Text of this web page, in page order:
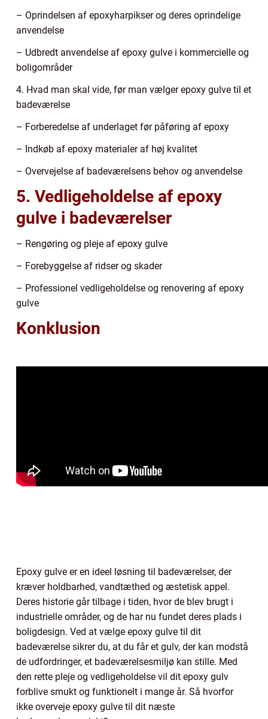
– Oprindelsen af epoxyharpikser og deres oprindelige
anvendelse
– Udbredt anvendelse af epoxy gulve i kommercielle og
boligområder
4. Hvad man skal vide, før man vælger epoxy gulve til et
badeværelse
– Forberedelse af underlaget før påføring af epoxy
– Indkøb af epoxy materialer af høj kvalitet
– Overvejelse af badeværelsens behov og anvendelse
5. Vedligeholdelse af epoxy
gulve i badeværelser
– Rengøring og pleje af epoxy gulve
– Forebyggelse af ridser og skader
– Professionel vedligeholdelse og renovering af epoxy
gulve
Konklusion
Epoxy gulve er en ideel løsning til badeværelser, der
kræver holdbarhed, vandtæthed og æstetisk appel.
Deres historie går tilbage i tiden, hvor de blev brugt i
industrielle områder, og de har nu fundet deres plads i
boligdesign. Ved at vælge epoxy gulve til dit
badeværelse sikrer du, at du får et gulv, der kan modstå
de udfordringer, et badeværelsesmiljø kan stille. Med
den rette pleje og vedligeholdelse vil dit epoxy gulv
forblive smukt og funktionelt i mange år. Så hvorfor
ikke overveje epoxy gulve til dit næste